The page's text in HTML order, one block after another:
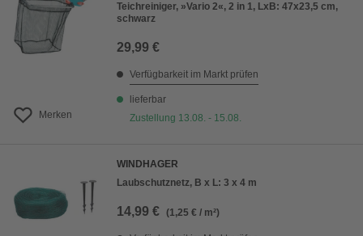
Merken
Teichreiniger, »Vario 2«, 2 in 1, LxB: 47x23,5 cm,
schwarz
29,99 €
Verfügbarkeit im Markt prüfen
lieferbar
Zustellung 13.08. - 15.08.
WINDHAGER
Laubschutznetz, B x L: 3 x 4 m
14,99 € (1,25 € / m²)